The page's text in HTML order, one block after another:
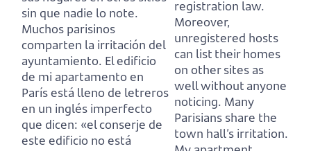
sin que nadie lo note.
Muchos parisinos
comparten la irritación del
ayuntamiento. El edificio
de mi apartamento en
París está lleno de letreros
en un inglés imperfecto
que dicen: «el conserje de
este edificio no está
registration law.
Moreover,
unregistered hosts
can list their homes
on other sites as
well without anyone
noticing. Many
Parisians share the
town hall’s irritation.